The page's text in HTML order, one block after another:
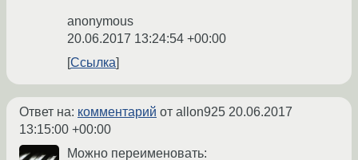
anonymous
20.06.2017 13:24:54 +00:00
Ссылка
Ответ на: комментарий от allon925 20.06.2017
13:15:00 +00:00
Можно переименовать: